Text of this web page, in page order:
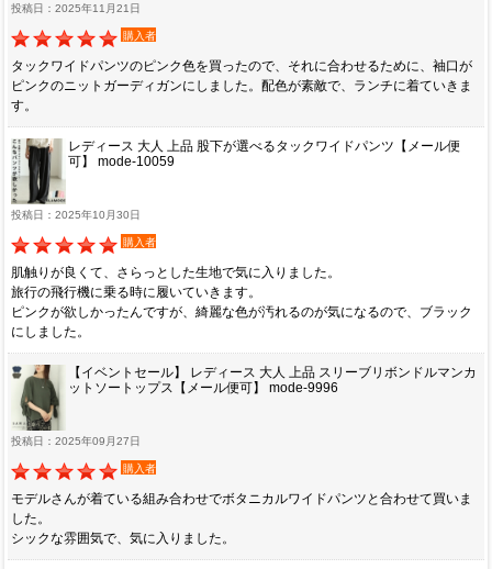
投稿日：2025年11月21日
購入者
タックワイドパンツのピンク色を買ったので、それに合わせるために、袖口が
ピンクのニットガーディガンにしました。配色が素敵で、ランチに着ていきま
す。
レディース 大人 上品 股下が選べるタックワイドパンツ【メール便
可】 mode-10059
投稿日：2025年10月30日
購入者
肌触りが良くて、さらっとした生地で気に入りました。
旅行の飛行機に乗る時に履いていきます。
ピンクが欲しかったんですが、綺麗な色が汚れるのが気になるので、ブラック
にしました。
【イベントセール】 レディース 大人 上品 スリーブリボンドルマンカ
ットソートップス【メール便可】 mode-9996
投稿日：2025年09月27日
購入者
モデルさんが着ている組み合わせでボタニカルワイドパンツと合わせて買いま
した。
シックな雰囲気で、気に入りました。